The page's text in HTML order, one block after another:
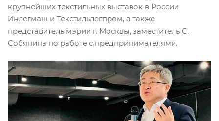
крупнейших текстильных выставок в России
Инлегмаш и Текстильлегпром, а также
представитель мэрии г. Москвы, заместитель С.
Собянина по работе с предпринимателями.